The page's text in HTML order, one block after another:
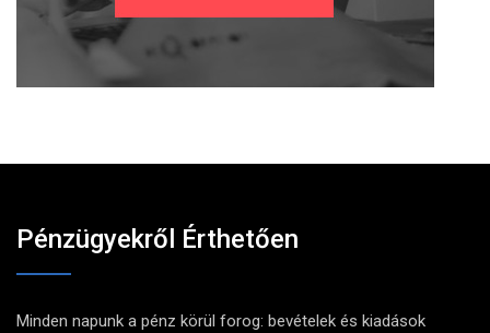
Pénzügyekről Érthetően
Minden napunk a pénz körül forog: bevételek és kiadások